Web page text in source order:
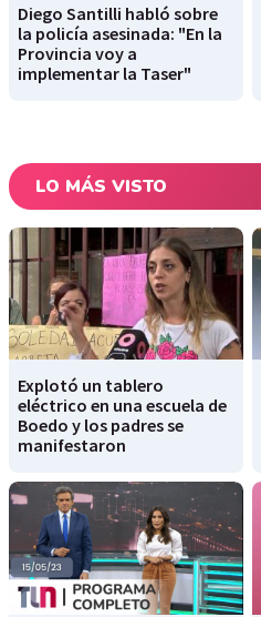
Diego Santilli habló sobre
la policía asesinada: "En la
Provincia voy a
implementar la Taser"
LO MÁS VISTO
Explotó un tablero
eléctrico en una escuela de
Boedo y los padres se
manifestaron